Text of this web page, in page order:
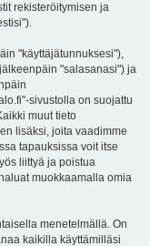
rekisteröitymisen ja
"käyttäjätunnuksesi"),
"salasanasi") ja
sivustolla on suojattu
muut tieto
lisäksi, joita vaadimme
tapauksissa voit itse
liittyä ja poistua
muokkaamalla omia
menetelmällä. On
kaikilla käyttämilläsi